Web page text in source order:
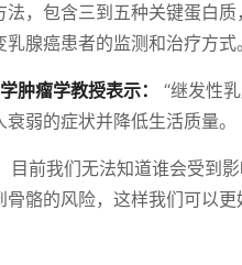
，包含三到五种关键蛋白
腺癌患者的监测和治疗方式。
肿瘤学教授表示：
“继发性
弱的症状并降低生活质量。
目前我们无法知道谁会受到
骼的风险，这样我们可以